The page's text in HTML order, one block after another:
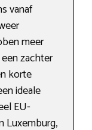
vanaf
meer
zachter
korte
ideale
EU-
Luxemburg,